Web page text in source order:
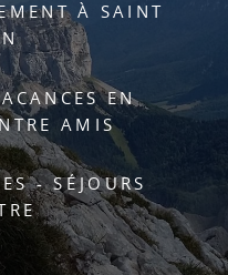
À SAINT
EN
AMIS
- SÉJOURS